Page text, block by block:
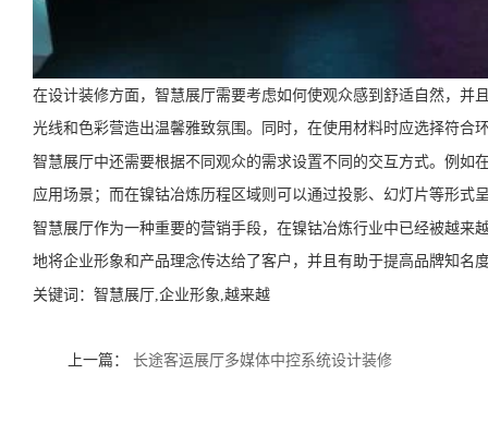
在设计装修方面，智慧展厅需要考虑如何使观众感到舒适自然，
光线和色彩营造出温馨雅致氛围。同时，在使用材料时应选择符合
智慧展厅中还需要根据不同观众的需求设置不同的交互方式。例如
应用场景；而在镍钴冶炼历程区域则可以通过投影、幻灯片等形式
智慧展厅作为一种重要的营销手段，在镍钴冶炼行业中已经被越
地将企业形象和产品理念传达给了客户，并且有助于提高品牌知名
关键词： 智慧展厅,企业形象,越来越
上一篇： 长途客运展厅多媒体中控系统设计装修